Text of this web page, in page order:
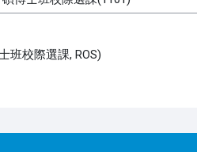
班校際選課, ROS)